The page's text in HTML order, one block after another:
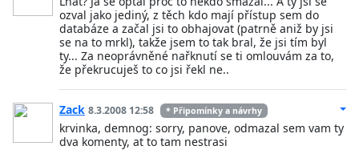
ozval jako jediný, z těch kdo mají přístup sem do
databáze a začal jsi to obhajovat (patrně aniž by jsi
se na to mrkl), takže jsem to tak bral, že jsi tím byl
ty... Za neoprávněné nařknutí se ti omlouvám za to,
že překrucuješ to co jsi řekl ne..
Zack 8.3.2008 12:58 * Připomínky a návrhy
krvinka, demnog: sorry, panove, odmazal sem vam ty
dva komenty, at to tam nestrasi